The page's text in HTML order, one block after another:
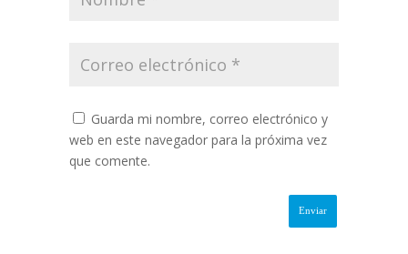
Guarda mi nombre, correo electrónico y
web en este navegador para la próxima vez
que comente.